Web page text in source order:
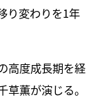
り変わりを1年
高度成長期を経
薫が演じる。